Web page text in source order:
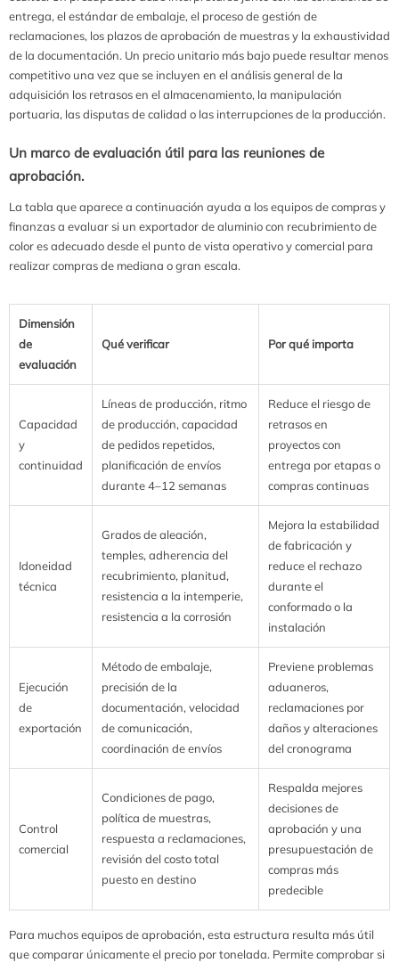
entrega, el estándar de embalaje, el proceso de gestión de
reclamaciones, los plazos de aprobación de muestras y la exhaustividad
de la documentación. Un precio unitario más bajo puede resultar menos
competitivo una vez que se incluyen en el análisis general de la
adquisición los retrasos en el almacenamiento, la manipulación
portuaria, las disputas de calidad o las interrupciones de la producción.
Un marco de evaluación útil para las reuniones de
aprobación.
La tabla que aparece a continuación ayuda a los equipos de compras y
finanzas a evaluar si un exportador de aluminio con recubrimiento de
color es adecuado desde el punto de vista operativo y comercial para
realizar compras de mediana o gran escala.
Dimensión
de
evaluación
Qué verificar Por qué importa
Capacidad
y
continuidad
Líneas de producción, ritmo
de producción, capacidad
de pedidos repetidos,
planificación de envíos
durante 4–12 semanas
Reduce el riesgo de
retrasos en
proyectos con
entrega por etapas o
compras continuas
Idoneidad
técnica
Grados de aleación,
temples, adherencia del
recubrimiento, planitud,
resistencia a la intemperie,
resistencia a la corrosión
Mejora la estabilidad
de fabricación y
reduce el rechazo
durante el
conformado o la
instalación
Ejecución
de
exportación
Método de embalaje,
precisión de la
documentación, velocidad
de comunicación,
coordinación de envíos
Previene problemas
aduaneros,
reclamaciones por
daños y alteraciones
del cronograma
Control
comercial
Condiciones de pago,
política de muestras,
respuesta a reclamaciones,
revisión del costo total
puesto en destino
Respalda mejores
decisiones de
aprobación y una
presupuestación de
compras más
predecible
Para muchos equipos de aprobación, esta estructura resulta más útil
que comparar únicamente el precio por tonelada. Permite comprobar si